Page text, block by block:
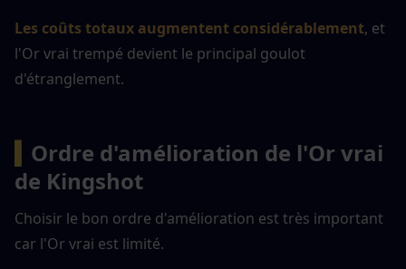
Les coûts totaux augmentent considérablement, et
l'Or vrai trempé devient le principal goulot
d'étranglement.
Ordre d'amélioration de l'Or vrai
de Kingshot
Choisir le bon ordre d'amélioration est très important
car l'Or vrai est limité.